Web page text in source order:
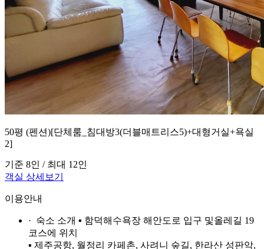
50평 (펜션)[단체룸_침대방3(더블매트리스5)+대형거실+욕실
2]
기준 8인 / 최대 12인
객실 상세보기
이용안내
· 숙소 소개 ▪ 함덕해수욕장 해안도로 입구 및올레길 19
코스에 위치
▪ 제주공항, 월정리 카페촌, 사려니 숲길, 한라산 성판악,